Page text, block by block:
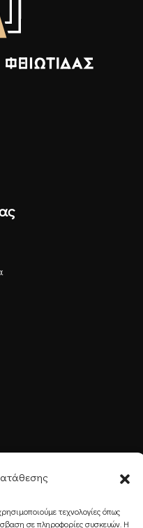
τεχνολογίες όπως
σε πληροφορίες συσκευών. Η